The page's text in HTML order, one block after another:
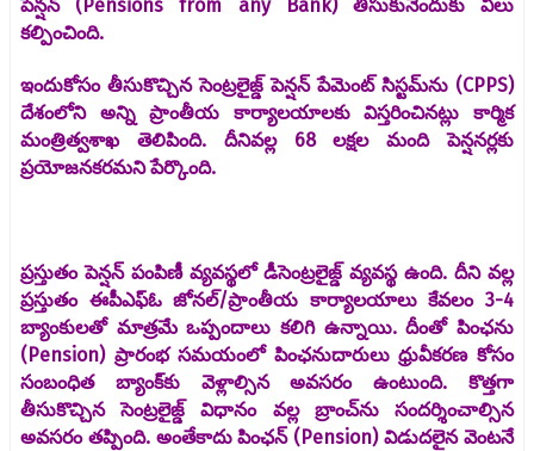
పెన్షన్‌ (Pensions from any Bank) తీసుకునేందుకు వీలు
కల్పించింది.
ఇందుకోసం తీసుకొచ్చిన సెంట్రలైజ్డ్‌ పెన్షన్‌ పేమెంట్‌ సిస్టమ్‌ను (CPPS)
దేశంలోని అన్ని ప్రాంతీయ కార్యాలయాలకు విస్తరించినట్లు కార్మిక
మంత్రిత్వశాఖ తెలిపింది. దీనివల్ల 68 లక్షల మంది పెన్షనర్లకు
ప్రయోజనకరమని పేర్కొంది.
ప్రస్తుతం పెన్షన్ పంపిణీ వ్యవస్థలో డీసెంట్రలైజ్డ్‌ వ్యవస్థ ఉంది. దీని వల్ల
ప్రస్తుతం ఈపీఎఫ్‌ఓ జోనల్/ప్రాంతీయ కార్యాలయాలు కేవలం 3-4
బ్యాంకులతో మాత్రమే ఒప్పందాలు కలిగి ఉన్నాయి. దీంతో పింఛను
(Pension) ప్రారంభ సమయంలో పింఛనుదారులు ధ్రువీకరణ కోసం
సంబంధిత బ్యాంక్‌కు వెళ్లాల్సిన అవసరం ఉంటుంది. కొత్తగా
తీసుకొచ్చిన సెంట్రలైజ్డ్‌ విధానం వల్ల బ్రాంచ్‌ను సందర్శించాల్సిన
అవసరం తప్పింది. అంతేకాదు పింఛన్‌ (Pension) విడుదలైన వెంటనే